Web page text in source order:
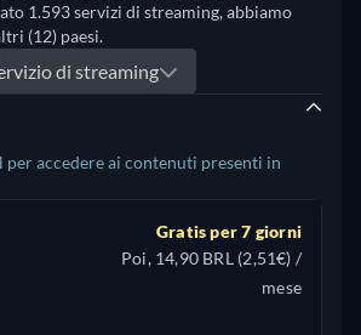
1.593 servizi di streaming, abbiamo
(12) paesi.
di streaming
per accedere ai contenuti presenti in
Gratis per 7 giorni
Poi, 14,90 BRL (2,51€) /
mese